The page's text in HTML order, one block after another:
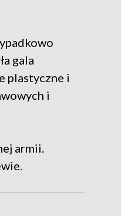
gala
plastyczne i
i
armii.